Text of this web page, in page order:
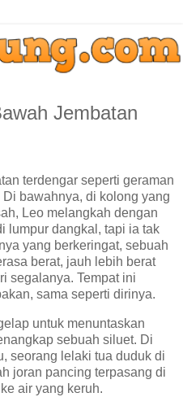
Jembatan
terdengar seperti geraman
bawahnya, di kolong yang
Leo melangkah dengan
lumpur dangkal, tapi ia tak
yang berkeringat, sebuah
berat, jauh lebih berat
segalanya. Tempat ini
sama seperti dirinya.
untuk menuntaskan
sebuah siluet. Di
seorang lelaki tua duduk di
joran pancing terpasang di
air yang keruh.